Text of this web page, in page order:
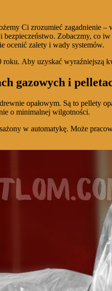
Ci zrozumieć zagadnienie
i bezpieczeństwo. Zobaczmy,
ocenić zalety i wady systemów.
Aby uzyskać wyraźniejszą
gazowych i
opałowym. Są to pellety
o minimalnej wilgotności.
w automatykę. Może